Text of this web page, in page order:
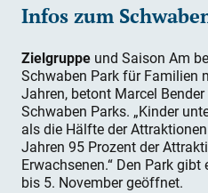
Infos zum
Zielgruppe und Saison Am
Schwaben Park für Familien
Jahren, betont Marcel
Schwaben Parks. „Kinder
als die Hälfte der
Jahren 95 Prozent der
Erwachsenen.“ Den Park
bis 5. November geöffnet.